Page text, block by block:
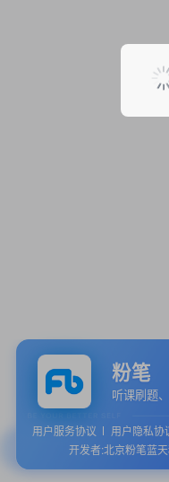
暂
粉笔
听课刷题
用户服务协议 用户隐私协
开发者:北京粉笔蓝